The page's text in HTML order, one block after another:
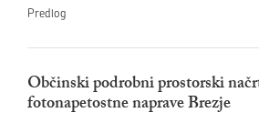
Predlog
Občinski podrobni prostorski
fotonapetostne naprave Brezje